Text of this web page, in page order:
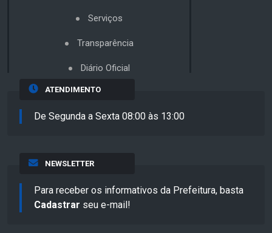
Serviços
Transparência
Diário Oficial
ATENDIMENTO
De Segunda a Sexta 08:00 às 13:00
NEWSLETTER
Para receber os informativos da Prefeitura, basta
Cadastrar seu e-mail!